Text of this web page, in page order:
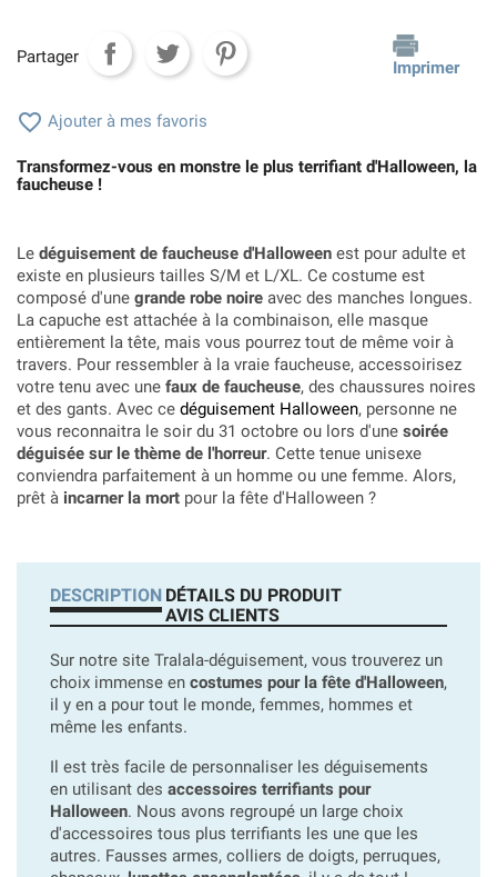
Partager
Imprimer
 Ajouter à mes favoris
Transformez-vous en monstre le plus terrifiant d'Halloween, la
faucheuse !
Le déguisement de faucheuse d'Halloween est pour adulte et
existe en plusieurs tailles S/M et L/XL. Ce costume est
composé d'une grande robe noire avec des manches longues.
La capuche est attachée à la combinaison, elle masque
entièrement la tête, mais vous pourrez tout de même voir à
travers. Pour ressembler à la vraie faucheuse, accessoirisez
votre tenu avec une faux de faucheuse, des chaussures noires
et des gants. Avec ce déguisement Halloween, personne ne
vous reconnaitra le soir du 31 octobre ou lors d'une soirée
déguisée sur le thème de l'horreur. Cette tenue unisexe
conviendra parfaitement à un homme ou une femme. Alors,
prêt à incarner la mort pour la fête d'Halloween ?
DESCRIPTION DÉTAILS DU PRODUIT
AVIS CLIENTS
Sur notre site Tralala-déguisement, vous trouverez un
choix immense en costumes pour la fête d'Halloween,
il y en a pour tout le monde, femmes, hommes et
même les enfants.
Il est très facile de personnaliser les déguisements
en utilisant des accessoires terrifiants pour
Halloween. Nous avons regroupé un large choix
d'accessoires tous plus terrifiants les une que les
autres. Fausses armes, colliers de doigts, perruques,